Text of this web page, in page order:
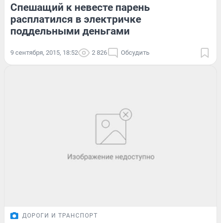
Спешащий к невесте парень
расплатился в электричке
поддельными деньгами
9 сентября, 2015, 18:52 2 826 Обсудить
ДОРОГИ И ТРАНСПОРТ